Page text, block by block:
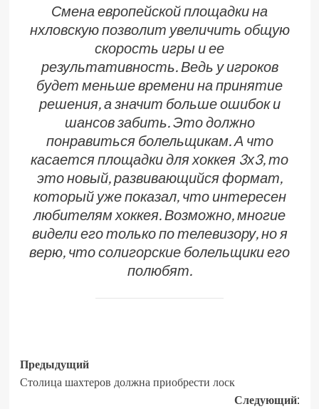
Смена европейской площадки на
нхловскую позволит увеличить общую
скорость игры и ее
результативность. Ведь у игроков
будет меньше времени на принятие
решения, а значит больше ошибок и
шансов забить. Это должно
понравиться болельщикам. А что
касается площадки для хоккея 3х3, то
это новый, развивающийся формат,
который уже показал, что интересен
любителям хоккея. Возможно, многие
видели его только по телевизору, но я
верю, что солигорские болельщики его
полюбят.
Предыдущий
Столица шахтеров должна приобрести лоск
Следующий: